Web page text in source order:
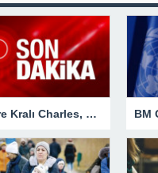
İngiltere Kralı Charles, EBRD’nin Londra’daki yeni binasının açılışına katıldı